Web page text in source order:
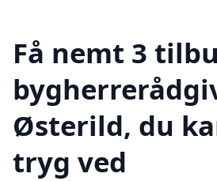
Få nemt 3
Østerild, du
tryg ved